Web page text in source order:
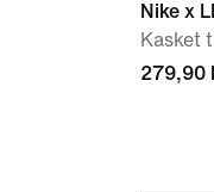
Nike x
Kasket
279,90